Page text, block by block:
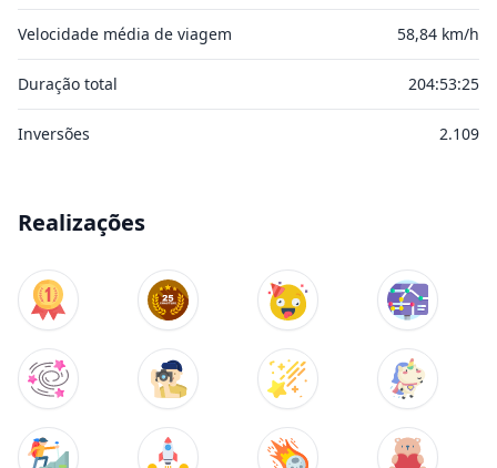
Velocidade média de viagem 58,84 km/h
Duração total 204:53:25
Inversões 2.109
Realizações